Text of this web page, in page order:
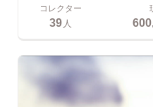
コレクター
39 人